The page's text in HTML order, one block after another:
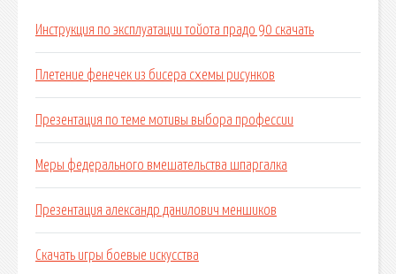
Инструкция по эксплуатации тойота прадо 90 скачать
Плетение фенечек из бисера схемы рисунков
Презентация по теме мотивы выбора профессии
Меры федерального вмешательства шпаргалка
Презентация александр данилович меншиков
Скачать игры боевые искусства